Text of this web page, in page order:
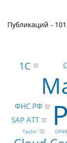
Публикаций -
1С
ФНС РФ
SAP ATT
Tashir